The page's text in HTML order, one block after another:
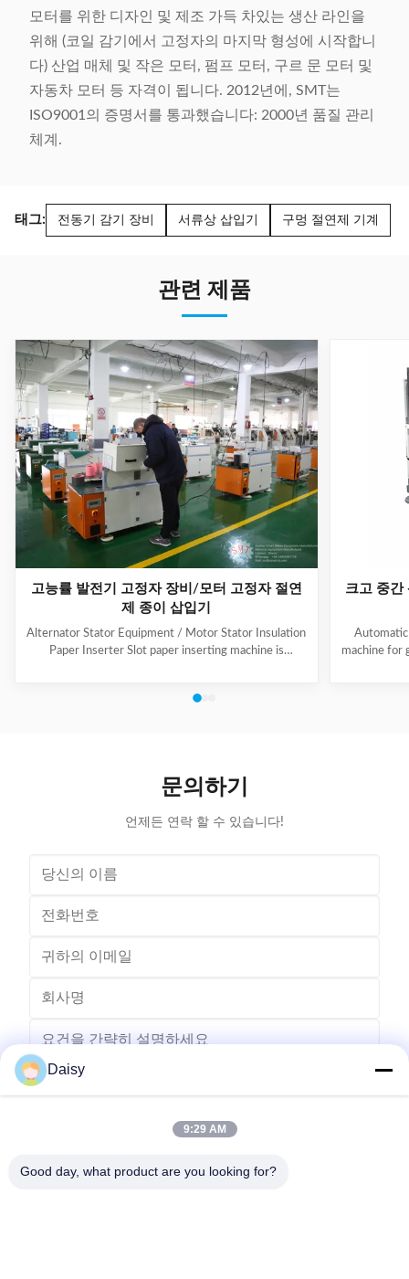
모터를 위한 디자인 및 제조 가득 차있는 생산 라인을
위해 (코일 감기에서 고정자의 마지막 형성에 시작합니
다) 산업 매체 및 작은 모터, 펌프 모터, 구르 문 모터 및
자동차 모터 등 자격이 됩니다. 2012년에, SMT는
ISO9001의 증명서를 통과했습니다: 2000년 품질 관리
체계.
태그: 전동기 감기 장비 서류상 삽입기 구멍 절연제 기계
관련 제품
고능률 발전기 고정자 장비/모터 고정자 절연
제 종이 삽입기
Alternator Stator Equipment / Motor Stator Insulation
Paper Inserter Slot paper inserting machine is
as paper feeding, forming, folding, inserting and stator
Stator I.D
크고 중간
machine for
문의하기
언제든 연락 할 수 있습니다!
Daisy
9:29 AM
Good day, what product are you looking for?